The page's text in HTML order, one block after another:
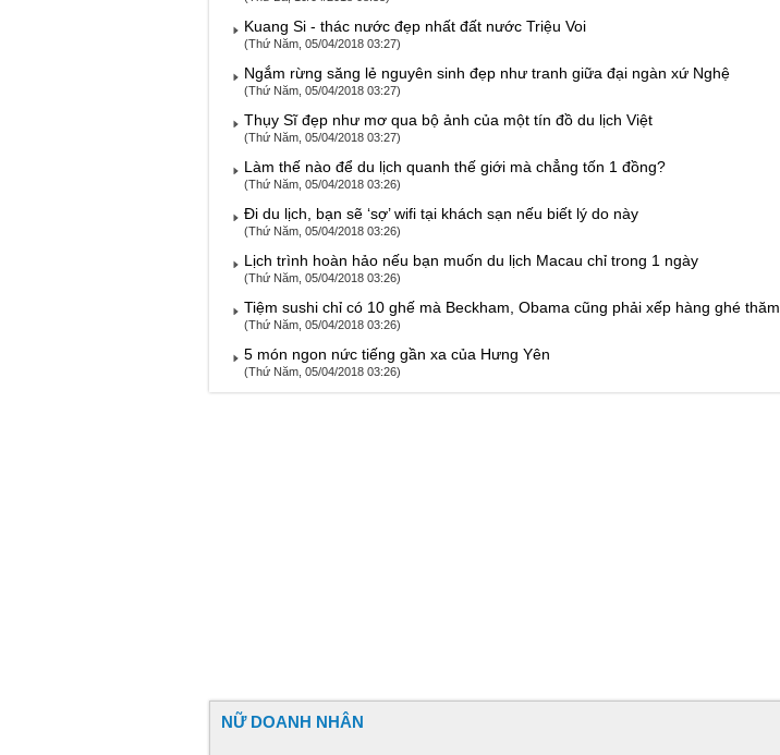
Kuang Si - thác nước đẹp nhất đất nước Triệu Voi
(Thứ Năm, 05/04/2018 03:27)
Ngắm rừng săng lẻ nguyên sinh đẹp như tranh giữa đại ngàn xứ Nghệ
(Thứ Năm, 05/04/2018 03:27)
Thụy Sĩ đẹp như mơ qua bộ ảnh của một tín đồ du lịch Việt
(Thứ Năm, 05/04/2018 03:27)
Làm thế nào để du lịch quanh thế giới mà chẳng tốn 1 đồng?
(Thứ Năm, 05/04/2018 03:26)
Đi du lịch, bạn sẽ ‘sợ’ wifi tại khách sạn nếu biết lý do này
(Thứ Năm, 05/04/2018 03:26)
Lịch trình hoàn hảo nếu bạn muốn du lịch Macau chỉ trong 1 ngày
(Thứ Năm, 05/04/2018 03:26)
Tiệm sushi chỉ có 10 ghế mà Beckham, Obama cũng phải xếp hàng ghé thăm
(Thứ Năm, 05/04/2018 03:26)
5 món ngon nức tiếng gần xa của Hưng Yên
(Thứ Năm, 05/04/2018 03:26)
NỮ DOANH NHÂN